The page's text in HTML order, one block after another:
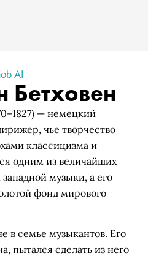
AI
Бетховен
— немецкий
чье творчество
классицизма и
одним из величайших
музыки, а его
фонд мирового
в семье музыкантов. Его
пытался сделать из него